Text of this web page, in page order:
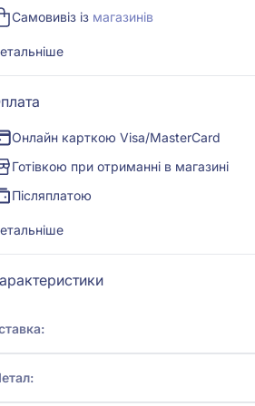
Самовивіз із магазинів
Онлайн карткою Visa/MasterCard
Готівкою при отриманні в магазині
Післяплатою